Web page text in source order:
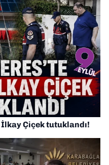
Çiçek tutuklandı!